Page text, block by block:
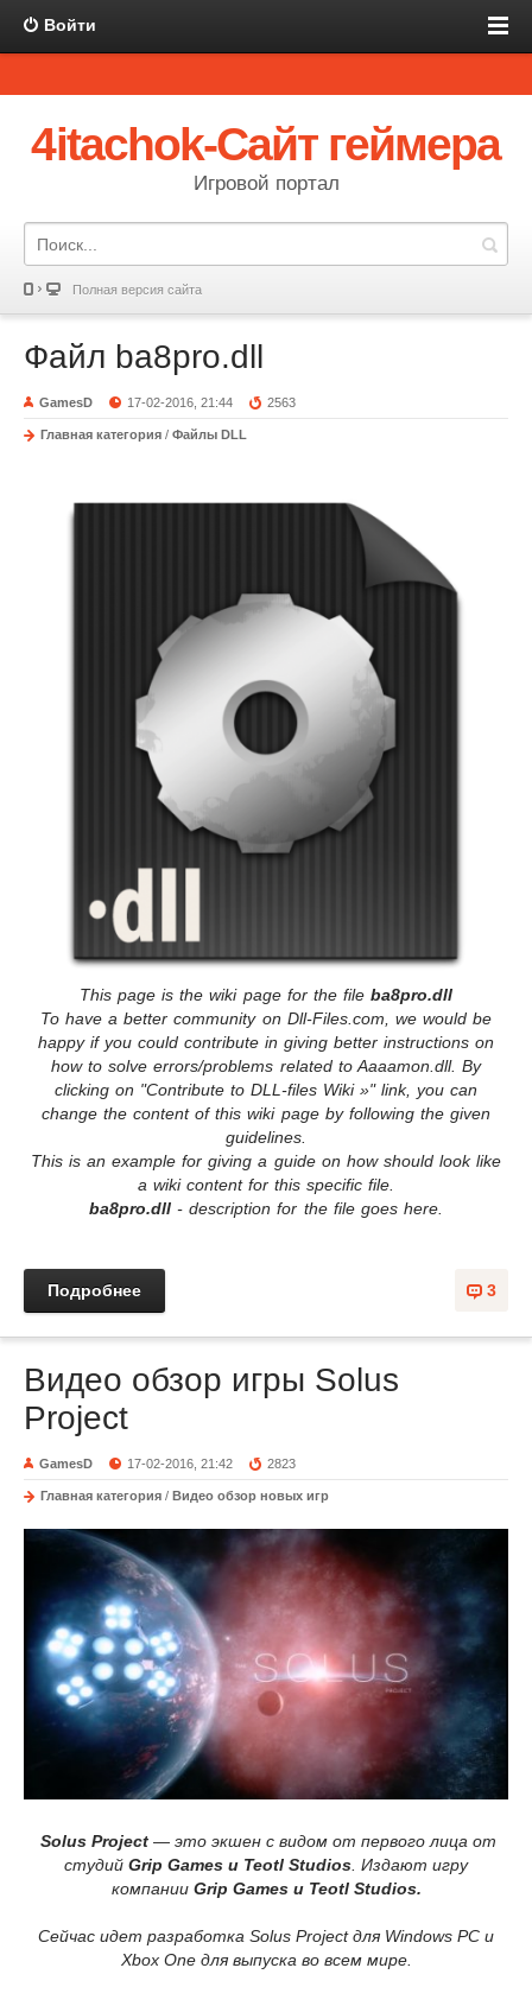
Войти
4itachok-Сайт геймера
Игровой портал
Полная версия сайта
Файл ba8pro.dll
GamesD 17-02-2016, 21:44 2563
Главная категория / Файлы DLL
This page is the wiki page for the file ba8pro.dll
To have a better community on Dll-Files.com, we would be
happy if you could contribute in giving better instructions on
how to solve errors/problems related to Aaaamon.dll. By
clicking on "Contribute to DLL-files Wiki »" link, you can
change the content of this wiki page by following the given
guidelines.
This is an example for giving a guide on how should look like
a wiki content for this specific file.
ba8pro.dll - description for the file goes here.
3
Подробнее
Видео обзор игры Solus
Project
GamesD 17-02-2016, 21:42 2823
Главная категория / Видео обзор новых игр
Solus Project — это экшен с видом от первого лица от
студий Grip Games и Teotl Studios . Издают игру
компании Grip Games и Teotl Studios.
Сейчас идет разработка Solus Project для Windows PC и
Xbox One для выпуска во всем мире.